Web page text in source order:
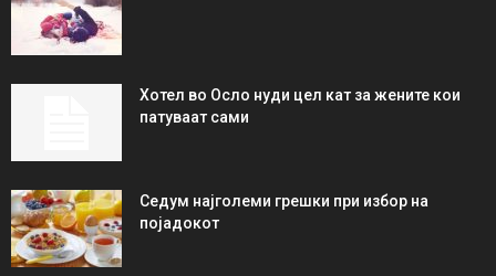
Хотел во Осло нуди цел кат за жените кои
патуваат сами
Седум најголеми грешки при избор на
појадокот